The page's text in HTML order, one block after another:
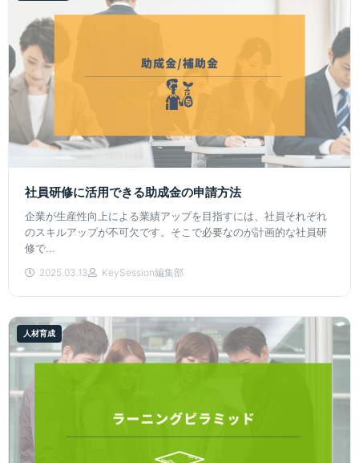
社員研修に活用できる助成金の申請方法
企業が生産性向上による業績アップを目指すには、社員それぞれ
のスキルアップが不可欠です。そこで必要なのが計画的な社員研
修で...
2025.03.13 KeySession編集部
人材育成